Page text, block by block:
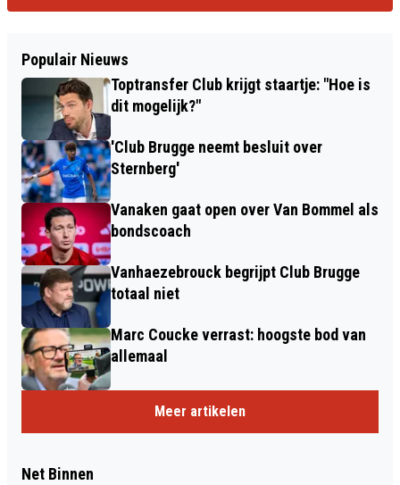
Populair Nieuws
Toptransfer Club krijgt staartje: "Hoe is
dit mogelijk?"
'Club Brugge neemt besluit over
Sternberg'
Vanaken gaat open over Van Bommel als
bondscoach
Vanhaezebrouck begrijpt Club Brugge
totaal niet
Marc Coucke verrast: hoogste bod van
allemaal
Meer artikelen
Net Binnen